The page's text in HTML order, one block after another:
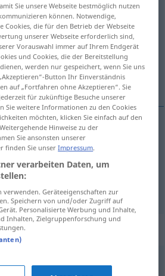
anklicken/antippen)
condizione di
Notlage
Notlage
für "Notlage"
(ugs.)
Schwulität (meist Plur.: in
Sie unsere Webseite bestmöglich nutzen
können. Notwendige,
Cookies, die für den Betrieb der Webseite
unserer Webseite erforderlich sind,
Vorauswahl immer auf Ihrem Endgerät
und Cookies, die der Bereitstellung
werden nur gespeichert, wenn Sie uns
Button Ihr Einverständnis
auf „Fortfahren ohne Akzeptieren“. Sie
für zukünftige Besuche unserer
Sie weitere Informationen zu den Cookies
möchten, klicken Sie einfach auf den
Hinweise zu der
Sie ansonsten unserer
finden Sie unserImpressum.
verarbeiten Daten, um
verwenden. Geräteeigenschaften zur
Speichern von und/oder Zugriff auf
Personalisierte Werbung und Inhalte,
Inhalten, Zielgruppenforschung und